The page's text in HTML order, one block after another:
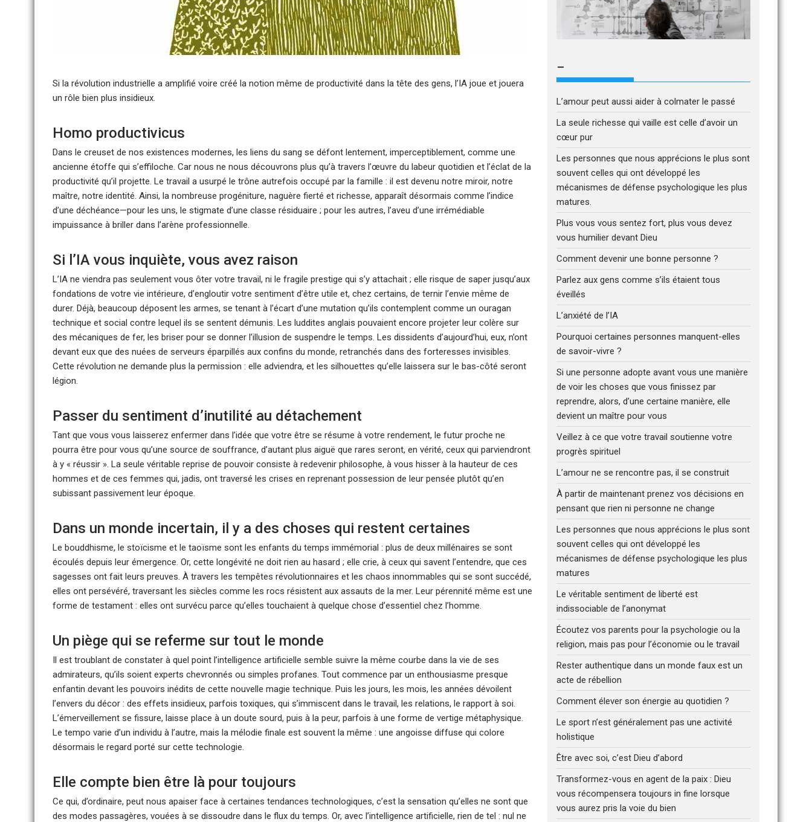
Si la révolution industrielle a amplifié voire créé la notion même de productivité dans la tête des gens, l’IA joue et jouera
un rôle bien plus insidieux.
Homo productivicus
Dans le creuset de nos existences modernes, les liens du sang se défont lentement, imperceptiblement, comme une
ancienne étoffe qui s’effiloche. Car nous ne nous découvrons plus qu’à travers l’œuvre du labeur quotidien et l’éclat de la
productivité qu’il projette. Le travail a usurpé le trône autrefois occupé par la famille : il est devenu notre miroir, notre
maître, notre identité. Ainsi, la nombreuse progéniture, naguère fierté et richesse, apparaît désormais comme l’indice
d’une déchéance—pour les uns, le stigmate d’une classe résiduaire ; pour les autres, l’aveu d’une irrémédiable
impuissance à briller dans l’arène professionnelle.
Si l’IA vous inquiète, vous avez raison
L’IA ne viendra pas seulement vous ôter votre travail, ni le fragile prestige qui s’y attachait ; elle risque de saper jusqu’aux
fondations de votre vie intérieure, d’engloutir votre sentiment d’être utile et, chez certains, de ternir l’envie même de
durer. Déjà, beaucoup déposent les armes, se tenant à l’écart d’une mutation qu’ils contemplent comme un ouragan
technique et social contre lequel ils se sentent démunis. Les luddites anglais pouvaient encore projeter leur colère sur
des mécaniques de fer, les briser pour se donner l’illusion de suspendre le temps. Les dissidents d’aujourd’hui, eux, n’ont
devant eux que des nuées de serveurs éparpillés aux confins du monde, retranchés dans des forteresses invisibles.
Cette révolution ne demande plus la permission : elle adviendra, et les silhouettes qu’elle laissera sur le bas-côté seront
légion.
Passer du sentiment d’inutilité au détachement
Tant que vous vous laisserez enfermer dans l’idée que votre être se résume à votre rendement, le futur proche ne
pourra être pour vous qu’une source de souffrance, d’autant plus aiguë que rares seront, en vérité, ceux qui parviendront
à y « réussir ». La seule véritable reprise de pouvoir consiste à redevenir philosophe, à vous hisser à la hauteur de ces
hommes et de ces femmes qui, jadis, ont traversé les crises en reprenant possession de leur pensée plutôt qu’en
subissant passivement leur époque.
Dans un monde incertain, il y a des choses qui restent certaines
Le bouddhisme, le stoïcisme et le taoïsme sont les enfants du temps immémorial : plus de deux millénaires se sont
écoulés depuis leur émergence. Or, cette longévité ne doit rien au hasard ; elle crie, à ceux qui savent l’entendre, que ces
sagesses ont fait leurs preuves. À travers les tempêtes révolutionnaires et les chaos innommables qui se sont succédé,
elles ont persévéré, traversant les siècles comme les rocs résistent aux assauts de la mer. Leur pérennité même est une
forme de testament : elles ont survécu parce qu’elles touchaient à quelque chose d’essentiel chez l’homme.
Un piège qui se referme sur tout le monde
Il est troublant de constater à quel point l’intelligence artificielle semble suivre la même courbe dans la vie de ses
admirateurs, qu’ils soient experts chevronnés ou simples profanes. Tout commence par un enthousiasme presque
enfantin devant les pouvoirs inédits de cette nouvelle magie technique. Puis les jours, les mois, les années dévoilent
l’envers du décor : des effets insidieux, parfois toxiques, qui s’immiscent dans le travail, les relations, le rapport à soi.
L’émerveillement se fissure, laisse place à un doute sourd, puis à la peur, parfois à une forme de vertige métaphysique.
Le tempo varie d’un individu à l’autre, mais la mélodie finale est souvent la même : une angoisse diffuse qui colore
désormais le regard porté sur cette technologie.
Elle compte bien être là pour toujours
Ce qui, d’ordinaire, peut nous apaiser face à certaines tendances technologiques, c’est la sensation qu’elles ne sont que
des modes passagères, vouées à se dissoudre dans le flux du temps. Or, avec l’intelligence artificielle, rien de tel : nul ne
–
L’amour peut aussi aider à colmater le passé
La seule richesse qui vaille est celle d’avoir un
cœur pur
Les personnes que nous apprécions le plus sont
souvent celles qui ont développé les
mécanismes de défense psychologique les plus
matures.
Plus vous vous sentez fort, plus vous devez
vous humilier devant Dieu
Comment devenir une bonne personne ?
Parlez aux gens comme s’ils étaient tous
éveillés
L’anxiété de l’IA
Pourquoi certaines personnes manquent-elles
de savoir-vivre ?
Si une personne adopte avant vous une manière
de voir les choses que vous finissez par
reprendre, alors, d’une certaine manière, elle
devient un maître pour vous
Veillez à ce que votre travail soutienne votre
progrès spirituel
L’amour ne se rencontre pas, il se construit
À partir de maintenant prenez vos décisions en
pensant que rien ni personne ne change
Les personnes que nous apprécions le plus sont
souvent celles qui ont développé les
mécanismes de défense psychologique les plus
matures
Le véritable sentiment de liberté est
indissociable de l’anonymat
Écoutez vos parents pour la psychologie ou la
religion, mais pas pour l’économie ou le travail
Rester authentique dans un monde faux est un
acte de rébellion
Comment élever son énergie au quotidien ?
Le sport n’est généralement pas une activité
holistique
Être avec soi, c’est Dieu d’abord
Transformez-vous en agent de la paix : Dieu
vous récompensera toujours in fine lorsque
vous aurez pris la voie du bien